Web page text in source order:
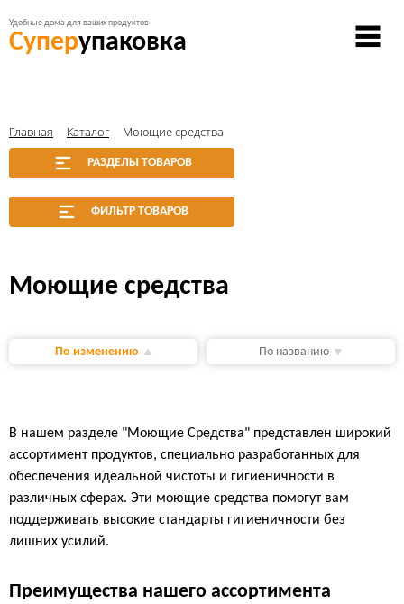
Удобные дома для ваших продуктов
Суперупаковка
Главная Каталог Моющие средства
РАЗДЕЛЫ ТОВАРОВ
ФИЛЬТР ТОВАРОВ
Моющие средства
По изменению По названию
В нашем разделе "Моющие Средства" представлен широкий
ассортимент продуктов, специально разработанных для
обеспечения идеальной чистоты и гигиеничности в
различных сферах. Эти моющие средства помогут вам
поддерживать высокие стандарты гигиеничности без
лишних усилий.
Преимущества нашего ассортимента